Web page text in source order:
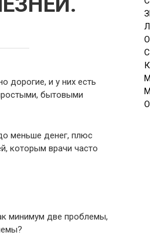
дорогие, и у них есть
бытовыми
меньше денег, плюс
которым врачи часто
минимум две проблемы,